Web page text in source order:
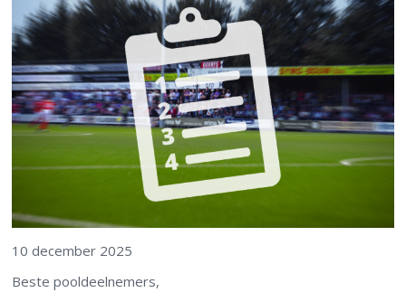
10 december 2025
Beste pooldeelnemers,